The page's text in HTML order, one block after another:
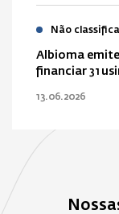
Não
Albioma emite
financiar 31
13.06.2026